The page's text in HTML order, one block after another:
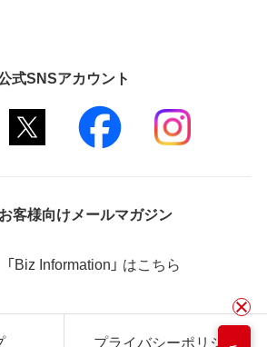
式SNSアカウント
客様向けメールマガジン
「Biz Information」 はこちら
プライバシーポリシー